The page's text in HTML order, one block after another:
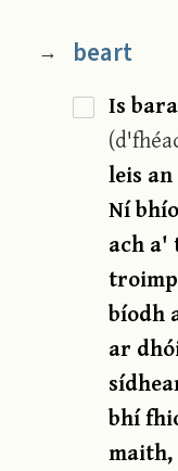
→ beart
Is
leis
Ní
ach a'
bíodh
ar
bhí
maith,